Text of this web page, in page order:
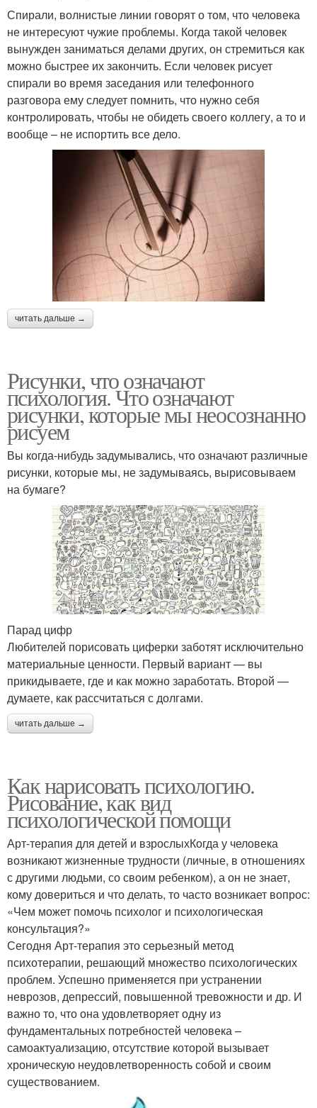
Спирали, волнистые линии говорят о том, что человека
не интересуют чужие проблемы. Когда такой человек
вынужден заниматься делами других, он стремиться как
можно быстрее их закончить. Если человек рисует
спирали во время заседания или телефонного
разговора ему следует помнить, что нужно себя
контролировать, чтобы не обидеть своего коллегу, а то и
вообще – не испортить все дело.
читать дальше →
Рисунки, что означают
психология. Что означают
рисунки, которые мы неосознанно
рисуем
Вы когда-нибудь задумывались, что означают различные
рисунки, которые мы, не задумываясь, вырисовываем
на бумаге?
Парад цифр
Любителей порисовать циферки заботят исключительно
материальные ценности. Первый вариант — вы
прикидываете, где и как можно заработать. Второй —
думаете, как рассчитаться с долгами.
читать дальше →
Как нарисовать психологию.
Рисование, как вид
психологической помощи
Арт-терапия для детей и взрослыхКогда у человека
возникают жизненные трудности (личные, в отношениях
с другими людьми, со своим ребенком), а он не знает,
кому довериться и что делать, то часто возникает вопрос:
«Чем может помочь психолог и психологическая
консультация?»
Сегодня Арт-терапия это серьезный метод
психотерапии, решающий множество психологических
проблем. Успешно применяется при устранении
неврозов, депрессий, повышенной тревожности и др. И
важно то, что она удовлетворяет одну из
фундаментальных потребностей человека –
самоактуализацию, отсутствие которой вызывает
хроническую неудовлетворенность собой и своим
существованием.